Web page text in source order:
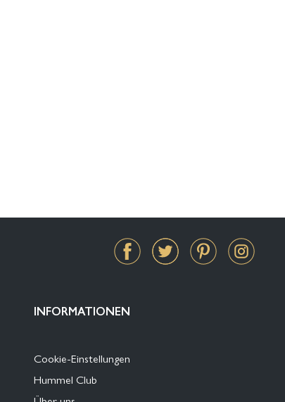
INFORMATIONEN
Cookie-Einstellungen
Hummel Club